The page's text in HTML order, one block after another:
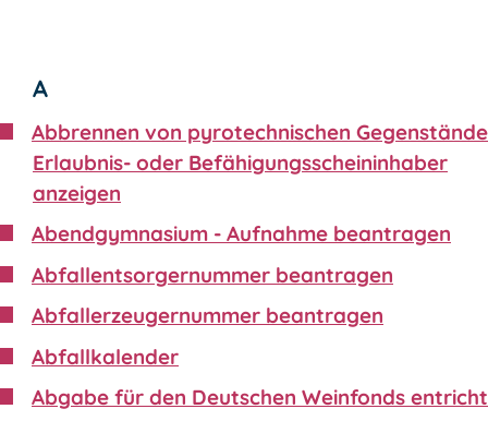
A
Abbrennen von pyrotechnischen
Erlaubnis- oder Befähigungsscheininhaber
anzeigen
Abendgymnasium - Aufnahme beantragen
Abfallentsorgernummer beantragen
Abfallerzeugernummer beantragen
Abfallkalender
Abgabe für den Deutschen Weinfonds